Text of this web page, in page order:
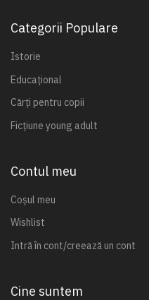
Categorii Populare
Istorie
Educațional
Cărți pentru copii
Ficțiune young adult
Contul meu
Coșul meu
Wishlist
Intră în cont/creează un cont
Cine suntem